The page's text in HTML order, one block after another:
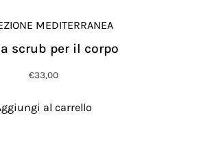
MEDITERRANEA
scrub per il corpo
€33,00
al carrello